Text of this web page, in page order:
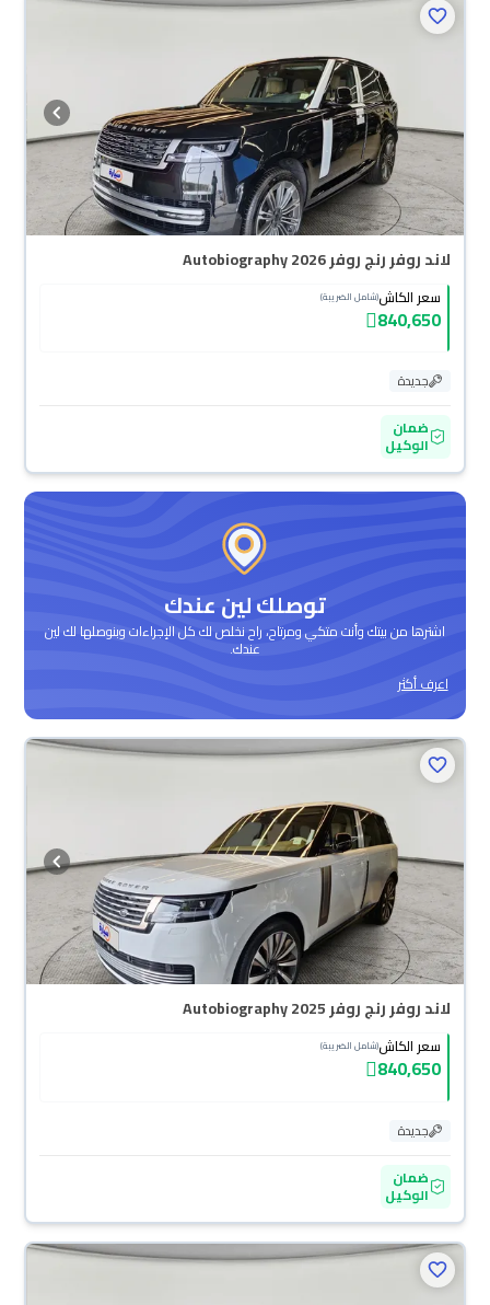
لاند روفر رنج روفر Autobiography 2026
سعر الكاش(شامل الضريبة)
840,650
جديدة
ضمان
الوكيل
توصلك لين عندك
اشترها من بيتك وأنت متكي ومرتاح، راح نخلص لك كل الإجراءات وبنوصلها لك لين
عندك.
اعرف أكثر
لاند روفر رنج روفر Autobiography 2025
سعر الكاش(شامل الضريبة)
840,650
جديدة
ضمان
الوكيل